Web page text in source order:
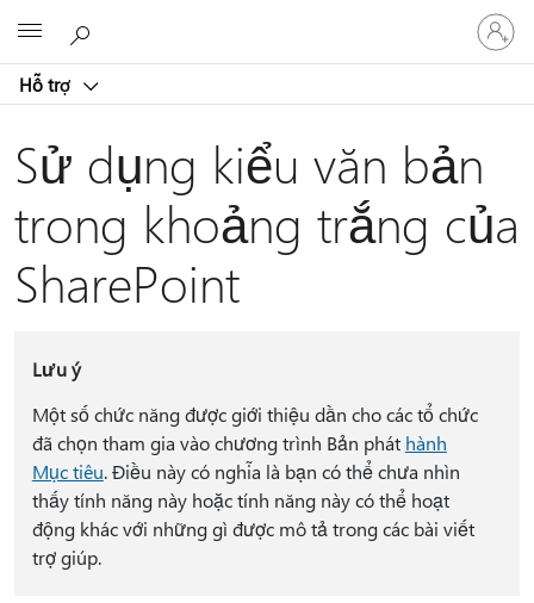
Hỗ trợ
Đăng
nhập
tài
Sử dụng kiểu văn bản
trong khoảng trắng của
SharePoint
Lưu ý
Một số chức năng được giới thiệu dần cho các tổ chức
đã chọn tham gia vào chương trình Bản phát hành
Mục tiêu. Điều này có nghĩa là bạn có thể chưa nhìn
thấy tính năng này hoặc tính năng này có thể hoạt
động khác với những gì được mô tả trong các bài viết
trợ giúp.